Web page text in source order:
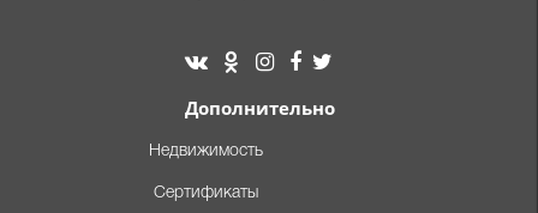
Дополнительно
Недвижимость
Сертификаты